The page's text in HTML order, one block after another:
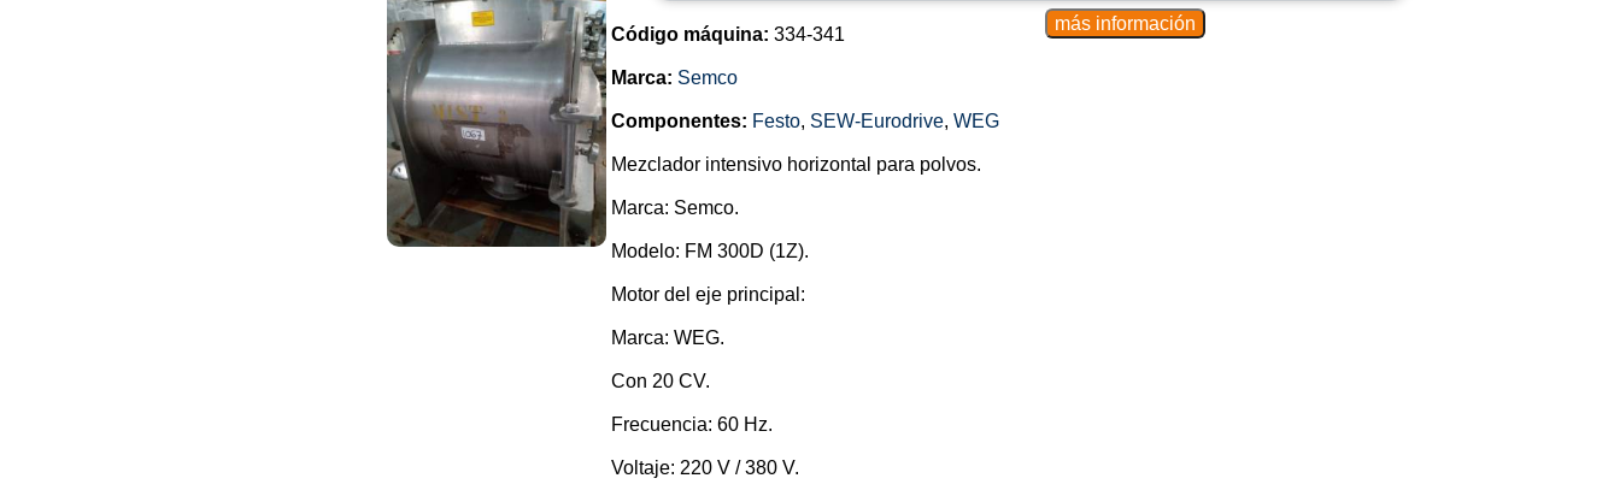
Código máquina: 334-341
Marca: Semco
Componentes: Festo, SEW-Eurodrive, WEG
Mezclador intensivo horizontal para polvos.
Marca: Semco.
Modelo: FM 300D (1Z).
Motor del eje principal:
Marca: WEG.
Con 20 CV.
Frecuencia: 60 Hz.
Voltaje: 220 V / 380 V.